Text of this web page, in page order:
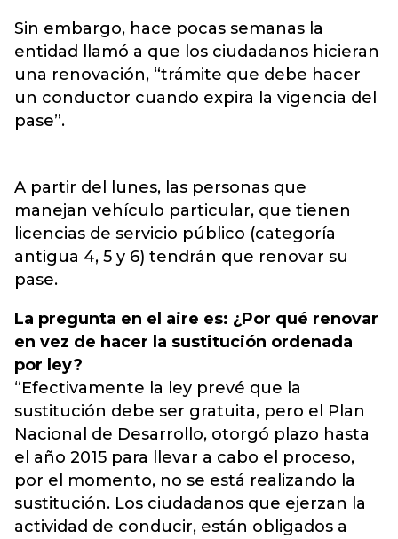
Sin embargo, hace pocas semanas la
entidad llamó a que los ciudadanos hicieran
una renovación, “trámite que debe hacer
un conductor cuando expira la vigencia del
pase”.
A partir del lunes, las personas que
manejan vehículo particular, que tienen
licencias de servicio público (categoría
antigua 4, 5 y 6) tendrán que renovar su
pase.
La pregunta en el aire es: ¿Por qué renovar
en vez de hacer la sustitución ordenada
por ley?
“Efectivamente la ley prevé que la
sustitución debe ser gratuita, pero el Plan
Nacional de Desarrollo, otorgó plazo hasta
el año 2015 para llevar a cabo el proceso,
por el momento, no se está realizando la
sustitución. Los ciudadanos que ejerzan la
actividad de conducir, están obligados a